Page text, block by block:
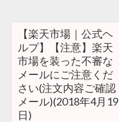
【楽天市場｜公式ヘ
ルプ】【注意】楽天
市場を装った不審な
メールにご注意くだ
さい(注文内容ご確認
メール)(2018年4月19
日)